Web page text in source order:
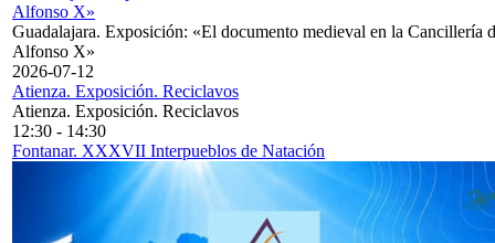
Alfonso X»
Guadalajara. Exposición: «El documento medieval en la Cancillería
Alfonso X»
2026-07-12
Atienza. Exposición. Reciclavos
Atienza. Exposición. Reciclavos
12:30 - 14:30
Fontanar. XXXVII Interpueblos de Natación